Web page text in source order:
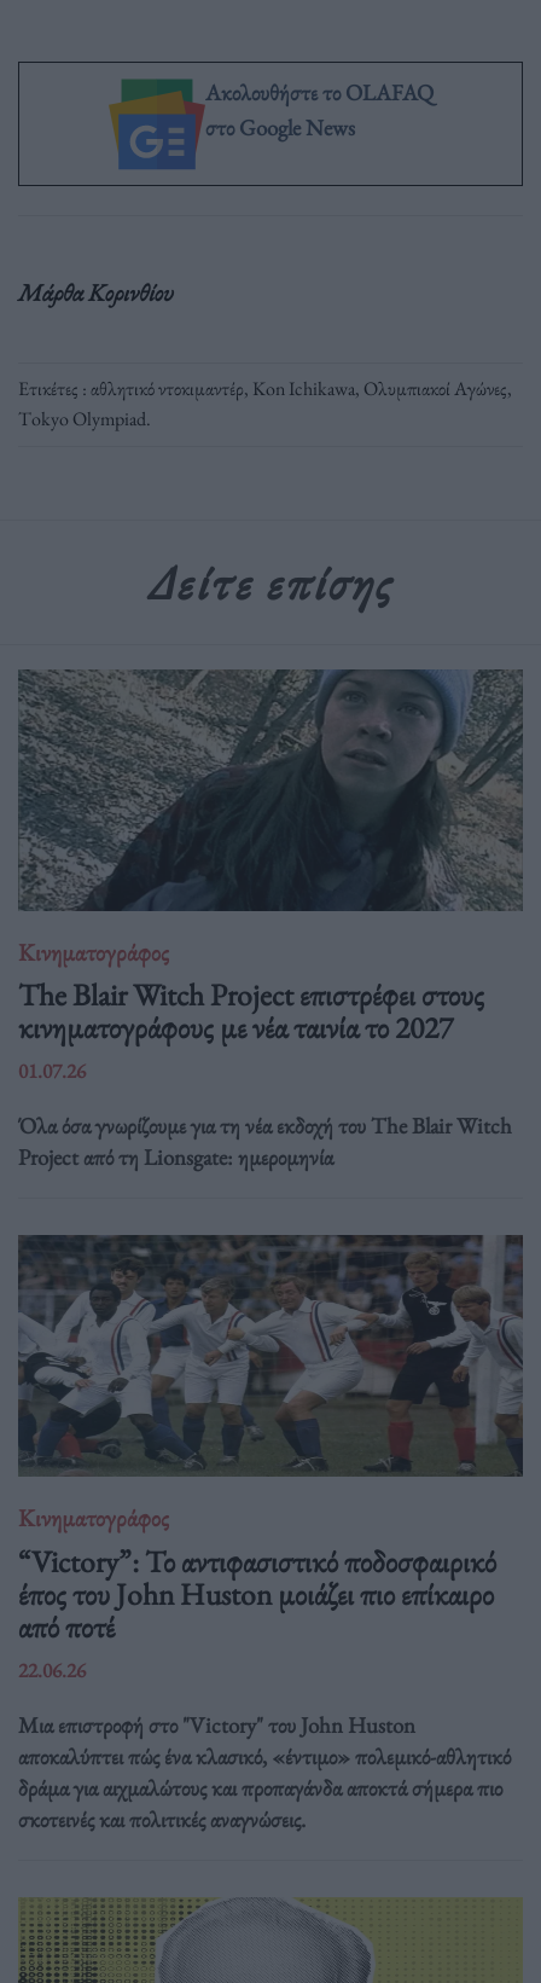
Ακολουθήστε το OLAFAQ
στο Google News
Mάρθα Κορινθίου
Ετικέτες :αθλητικό ντοκιμαντέρ, Κon Ichikawa, Ολυμπιακοί Αγώνες,
Τokyo Olympiad.
Δείτε επίσης
Κινηματογράφος
The Blair Witch Project επιστρέφει στους
κινηματογράφους με νέα ταινία το 2027
01.07.26
Όλα όσα γνωρίζουμε για τη νέα εκδοχή του The Blair Witch
Project από τη Lionsgate: ημερομηνία
Κινηματογράφος
“Victory”: Το αντιφασιστικό ποδοσφαιρικό
έπος του John Huston μοιάζει πιο επίκαιρο
από ποτέ
22.06.26
Μια επιστροφή στο "Victory" του John Huston
αποκαλύπτει πώς ένα κλασικό, «έντιμο» πολεμικό-αθλητικό
δράμα για αιχμαλώτους και προπαγάνδα αποκτά σήμερα πιο
σκοτεινές και πολιτικές αναγνώσεις.